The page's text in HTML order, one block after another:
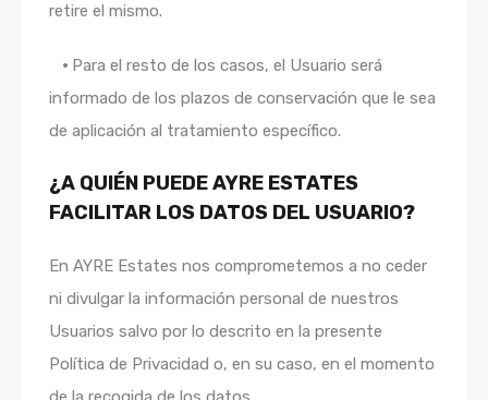
retire el mismo.
• Para el resto de los casos, el Usuario será
informado de los plazos de conservación que le sea
de aplicación al tratamiento específico.
¿A QUIÉN PUEDE AYRE ESTATES
FACILITAR LOS DATOS DEL USUARIO?
En AYRE Estates nos comprometemos a no ceder
ni divulgar la información personal de nuestros
Usuarios salvo por lo descrito en la presente
Política de Privacidad o, en su caso, en el momento